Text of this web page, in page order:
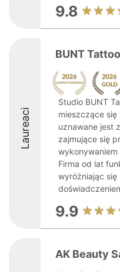
9.8
Laureaci
BUNT
Studio BUNT
mieszczące
uznawane jest
zajmujące się
Firma od lat
wyróżniając
9.9
AK Beauty